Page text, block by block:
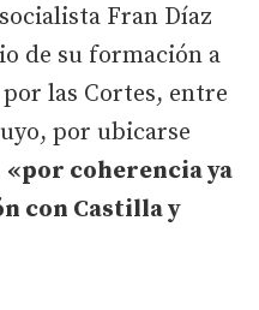
Fran Díaz
de su formación a
las Cortes, entre
por ubicarse
«por coherencia ya
con Castilla y